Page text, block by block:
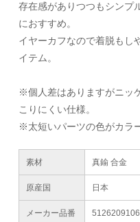
存在感がありつつもシンプ
におすすめ。
イヤーカフなので着脱もし
イテム。
※個人差はありますがニッ
こりにくい仕様。
※太短いパーツの色がカラ
素材 真鍮 合金
原産国 日本
メーカー品番 5126209106